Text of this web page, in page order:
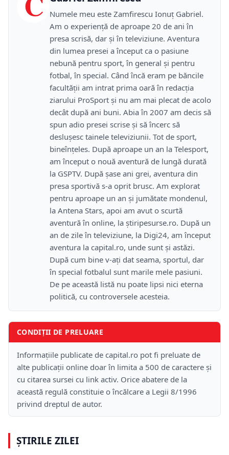
Numele meu este Zamfirescu Ionuţ Gabriel.
Am o experienţă de aproape 20 de ani în
presa scrisă, dar şi în televiziune. Aventura
din lumea presei a început ca o pasiune
nebună pentru sport, în general şi pentru
fotbal, în special. Când încă eram pe băncile
facultăţii am intrat prima oară în redacţia
ziarului ProSport şi nu am mai plecat de acolo
decât după ani buni. Abia în 2007 am decis să
spun adio presei scrise şi să încerc să
desluşesc tainele televiziunii. Tot de sport,
bineînţeles. După aproape un an la Telesport,
am început o nouă aventură de lungă durată
la GSPTV. După şase ani grei, aventura din
presa sportivă s-a oprit brusc. Am explorat
pentru aproape un an şi jumătate mondenul,
la Antena Stars, apoi am avut o scurtă
aventură în online, la ştiripesurse.ro. După un
an de zile în televiziune, la Digi24, am început
aventura la capital.ro, unde sunt şi astăzi.
După cum bine v-aţi dat seama, sportul, dar
în special fotbalul sunt marile mele pasiuni.
De pe această listă nu poate lipsi nici eterna
politică, cu controversele acesteia.
CONDIȚII DE PRELUARE
Informațiile publicate de capital.ro pot fi preluate de
alte publicații online doar în limita a 500 de caractere și
cu citarea sursei cu link activ. Orice abatere de la
această regulă constituie o încălcare a Legii 8/1996
privind dreptul de autor.
ȘTIRILE ZILEI